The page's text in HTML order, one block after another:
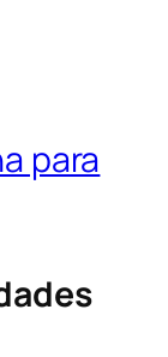
para